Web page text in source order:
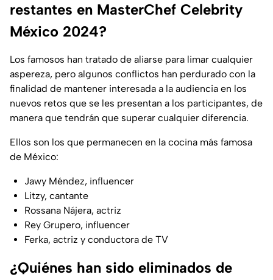
restantes en MasterChef Celebrity
México 2024?
Los famosos han tratado de aliarse para limar cualquier
aspereza, pero algunos conflictos han perdurado con la
finalidad de mantener interesada a la audiencia en los
nuevos retos que se les presentan a los participantes, de
manera que tendrán que superar cualquier diferencia.
Ellos son los que permanecen en la cocina más famosa
de México:
Jawy Méndez, influencer
Litzy, cantante
Rossana Nájera, actriz
Rey Grupero, influencer
Ferka, actriz y conductora de TV
¿Quiénes han sido eliminados de